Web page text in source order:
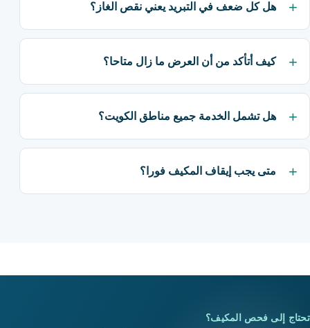
هل كل ضعف في التبريد يعني نقص الغاز؟
كيف أتأكد من أن العرض ما زال متاحا؟
هل تشمل الخدمة جميع مناطق الكويت؟
متى يجب إيقاف المكيف فورا؟
تحتاج إلى فحص المكيف؟